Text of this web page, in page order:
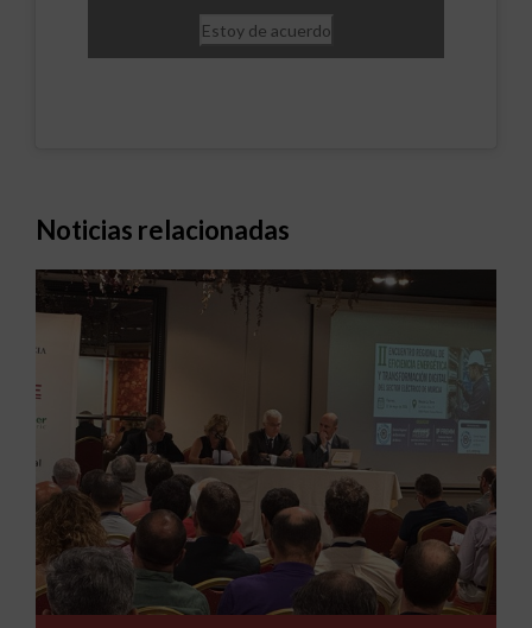
Estoy de acuerdo
Noticias relacionadas